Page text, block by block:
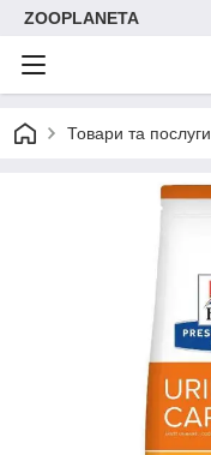
ZOOPLANETA
Товари та послуги